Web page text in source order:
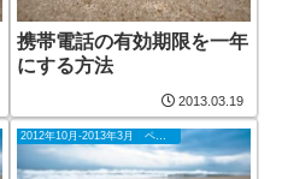
携帯電話の有効期限を一年
にする方法
2013.03.19
2012年10月-2013年3月 ペナン